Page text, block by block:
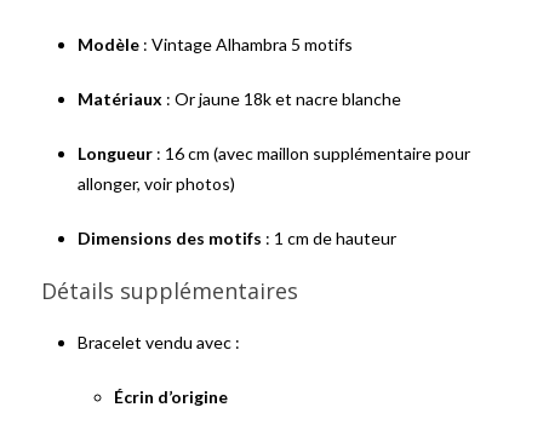
Modèle : Vintage Alhambra 5 motifs
Matériaux : Or jaune 18k et nacre blanche
Longueur : 16 cm (avec maillon supplémentaire pour
allonger, voir photos)
Dimensions des motifs : 1 cm de hauteur
Détails supplémentaires
Bracelet vendu avec :
Écrin d’origine